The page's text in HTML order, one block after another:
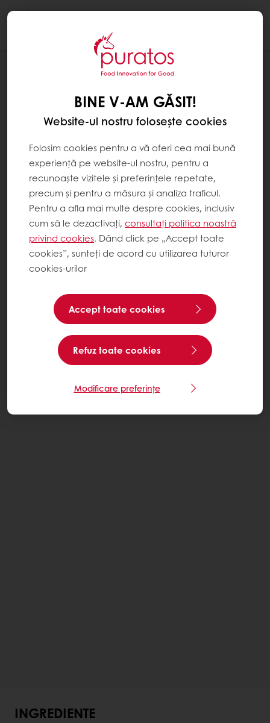
REȚETE
PURAVITA SECARĂ
INGREDIENTE
BINE V-AM GĂSIT!
Website-ul nostru folosește cookies
Folosim cookies pentru a vă oferi cea mai bună
experiență pe website-ul nostru, pentru a
recunoaște vizitele și preferințele repetate,
precum și pentru a măsura și analiza traficul.
Pentru a afla mai multe despre cookies, inclusiv
cum să le dezactivați, consultați politica noastră
privind cookies. Dând click pe „Accept toate
cookies”, sunteți de acord cu utilizarea tuturor
cookies-urilor
Accept toate cookies
Refuz toate cookies
Modificare preferințe